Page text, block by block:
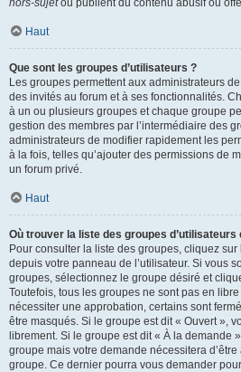
hors-sujetou publient du contenu abusif ou
Haut
Que sont les groupes d’utilisateurs ?
Les groupes permettent aux administrateurs
des invités au forum et à ses fonctionnalités.
à un ou plusieurs groupes et chaque groupe
gestion des membres par l’intermédiaire des
administrateurs de modifier rapidement les
à la fois, telles qu’ajouter des permissions de
un forum privé.
Haut
Où trouver la liste des groupes
Pour consulter la liste des groupes, cliquez sur
depuis votre panneau de l’utilisateur. Si vous
groupes, sélectionnez le groupe désiré et
Toutefois, tous les groupes ne sont pas en
nécessiter une approbation, certains sont
être masqués. Si le groupe est dit « Ouvert »,
librement. Si le groupe est dit « À la demande
groupe mais votre demande nécessitera
groupe. Ce dernier pourra vous demander